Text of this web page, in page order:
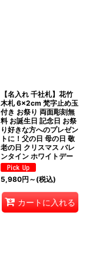
【名入れ 千社札】花竹
木札 6×2cm 梵字止め玉
付き お祭り 両面彫刻無
料 お誕生日 記念日 お祭
り好きな方へのプレゼン
トに！父の日 母の日 敬
老の日 クリスマス バレ
ンタイン ホワイトデー
5,980円 ～ (税込)
カートに入れる